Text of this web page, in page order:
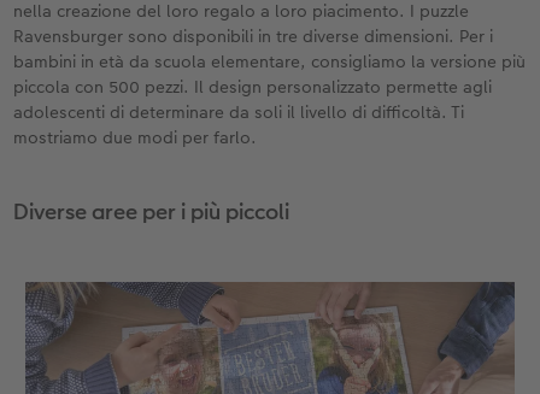
nella creazione del loro regalo a loro piacimento. I puzzle
Ravensburger sono disponibili in tre diverse dimensioni. Per i
bambini in età da scuola elementare, consigliamo la versione più
piccola con 500 pezzi. Il design personalizzato permette agli
adolescenti di determinare da soli il livello di difficoltà. Ti
mostriamo due modi per farlo.
Diverse aree per i più piccoli